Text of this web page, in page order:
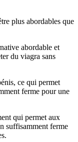
plus abordables que
abordable et
du viagra sans
ce qui permet
ferme pour une
qui permet aux
suffisamment ferme